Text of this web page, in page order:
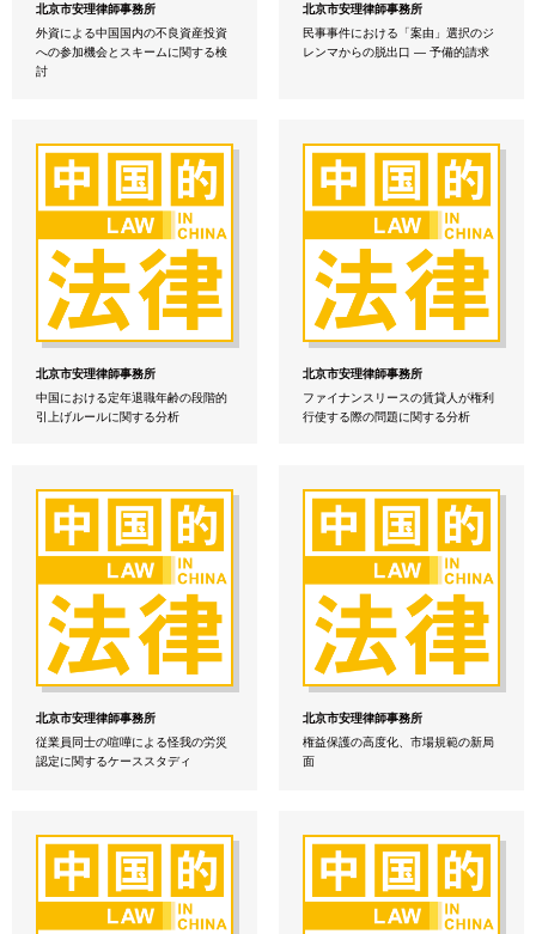
北京市安理律師事務所
外資による中国国内の不良資産投資
への参加機会とスキームに関する検
討
北京市安理律師事務所
民事事件における「案由」選択のジ
レンマからの脱出口 — 予備的請求
北京市安理律師事務所
中国における定年退職年齢の段階的
引上げルールに関する分析
北京市安理律師事務所
ファイナンスリースの賃貸人が権利
行使する際の問題に関する分析
北京市安理律師事務所
従業員同士の喧嘩による怪我の労災
認定に関するケーススタディ
北京市安理律師事務所
権益保護の高度化、市場規範の新局
面